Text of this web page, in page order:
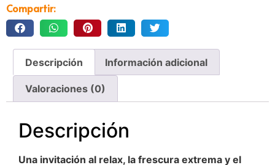
Compartir:
Descripción Información adicional
Valoraciones (0)
Descripción
Una invitación al relax, la frescura extrema y el